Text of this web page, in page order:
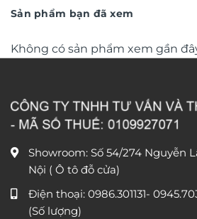
Sản phẩm bạn đã xem
Không có sản phẩm xem gần
Showroom: Số 54/274 Nguyễn
Nội ( Ô tô đỗ cửa)
Điện thoại: 0986.301131-
(Số lượng)